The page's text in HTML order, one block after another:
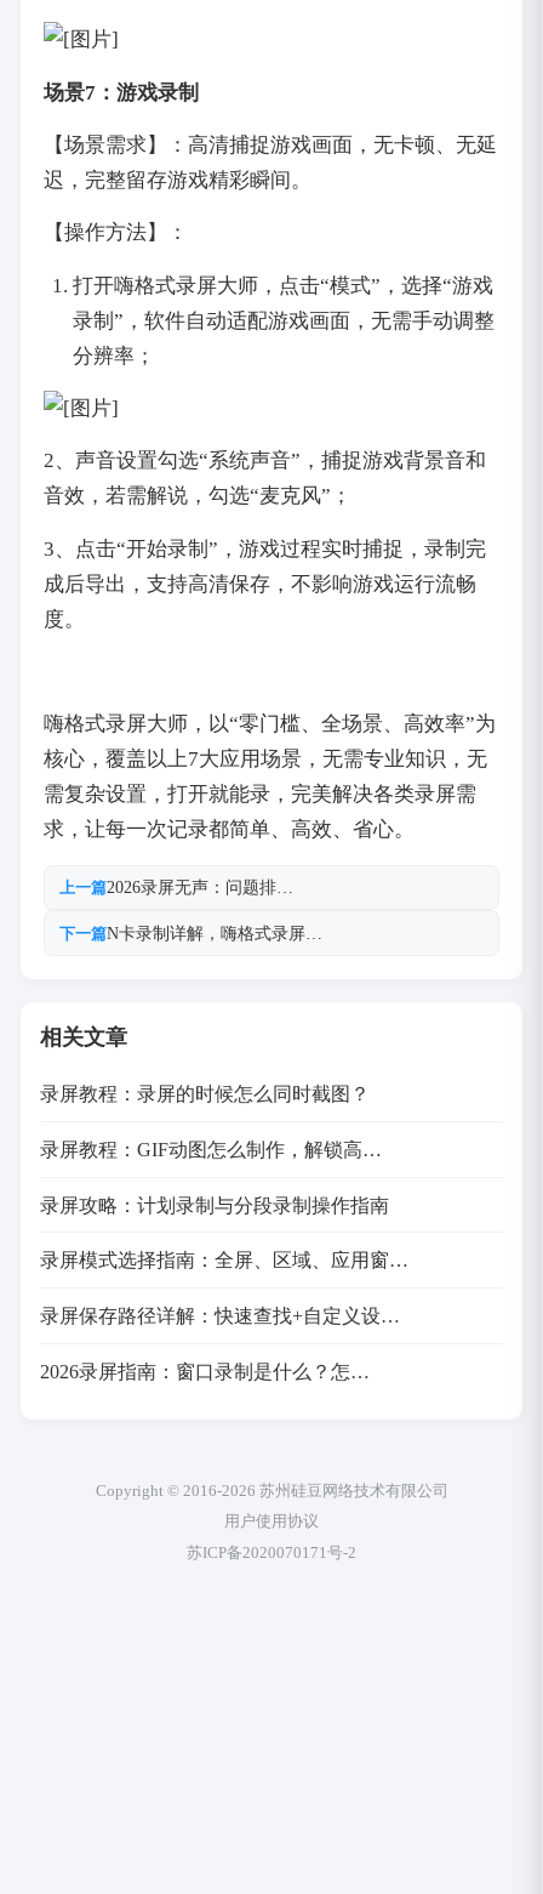
场景7：游戏录制
【场景需求】：高清捕捉游戏画面，无卡顿、无延
迟，完整留存游戏精彩瞬间。
【操作方法】：
打开嗨格式录屏大师，点击“模式”，选择“游戏
录制”，软件自动适配游戏画面，无需手动调整
分辨率；
2、声音设置勾选“系统声音”，捕捉游戏背景音和
音效，若需解说，勾选“麦克风”；
3、点击“开始录制”，游戏过程实时捕捉，录制完
成后导出，支持高清保存，不影响游戏运行流畅
度。
嗨格式录屏大师，以“零门槛、全场景、高效率”为
核心，覆盖以上7大应用场景，无需专业知识，无
需复杂设置，打开就能录，完美解决各类录屏需
求，让每一次记录都简单、高效、省心。
上一篇2026录屏无声：问题排…
下一篇N卡录制详解，嗨格式录屏…
相关文章
录屏教程：录屏的时候怎么同时截图？
录屏教程：GIF动图怎么制作，解锁高…
录屏攻略：计划录制与分段录制操作指南
录屏模式选择指南：全屏、区域、应用窗…
录屏保存路径详解：快速查找+自定义设…
2026录屏指南：窗口录制是什么？怎…
Copyright © 2016-2026 苏州硅豆网络技术有限公司
用户使用协议
苏ICP备2020070171号-2